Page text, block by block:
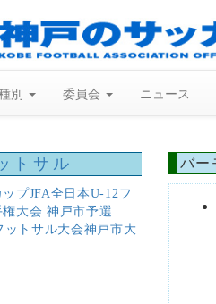
別 委員会 ニュース
トサル
プJFA全日本U-12フ
大会 神戸市予選
ットサル大会神戸市大
バー